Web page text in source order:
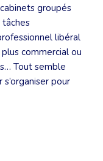
groupés
libéral
commercial ou
Tout semble
pour